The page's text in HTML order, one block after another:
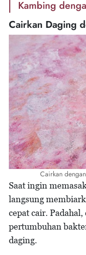
Kambing
Cairkan Daging
Cairkan
Saat ingin
langsung
cepat cair.
pertumbuhan
daging.